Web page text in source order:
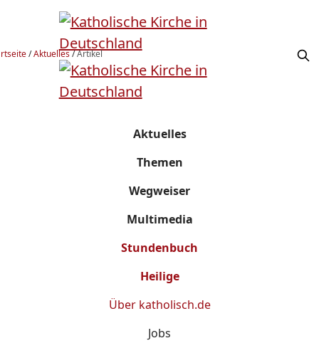
/Aktuelles/Artikel
Aktuelles
Themen
Wegweiser
Multimedia
Stundenbuch
Heilige
Über katholisch.de
Jobs